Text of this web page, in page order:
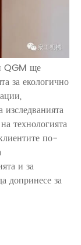
QGM ще
за екологично
технологията
по-
и за
допринесе за